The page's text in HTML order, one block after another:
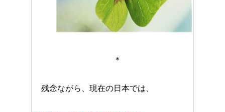
＊
残念ながら、現在の日本では、